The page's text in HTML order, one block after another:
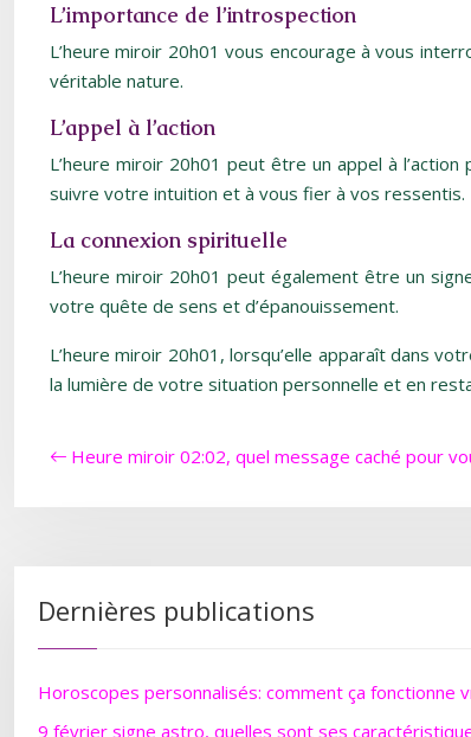
L’importance de l’introspection
L’heure miroir 20h01 vous encourage à vous
véritable nature.
L’appel à l’action
L’heure miroir 20h01 peut être un appel à
suivre votre intuition et à vous fier à vos ressentis.
La connexion spirituelle
L’heure miroir 20h01 peut également être un
votre quête de sens et d’épanouissement.
L’heure miroir 20h01, lorsqu’elle apparaît dans
la lumière de votre situation personnelle et en
Heure miroir 02:02, quel message caché pour
Dernières publications
Horoscopes personnalisés: comment ça fonctionne
9 février signe astro, quelles sont ses